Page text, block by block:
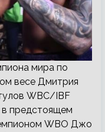
мира по
весе Дмитрия
WBC/IBF
предстоящем
WBO Джо